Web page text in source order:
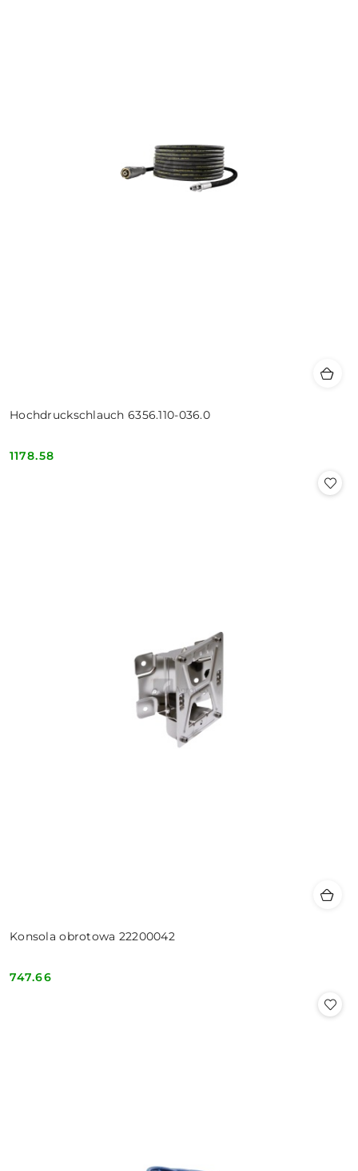
Hochdruckschlauch 6356.110-036.0
Cena:
1178.58
Konsola obrotowa 22200042
Cena:
747.66